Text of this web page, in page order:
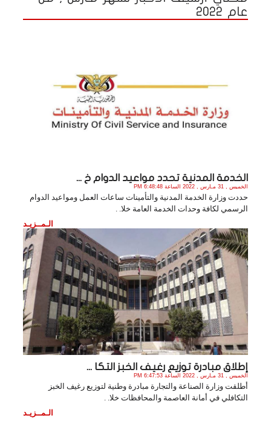
عام 2022
الخدمة المدنية تحدد مواعيد الدوام خ ...
الخميس , 31 مـارس , 2022 الساعة 6:48:48 PM
حددت وزارة الخدمة المدنية والتأمينات ساعات العمل ومواعيد الدوام
الرسمي لكافة وحدات الخدمة العامة خلا. .
الـمــزيـد
إطلاق مبادرة توزيع رغيف الخبز التكا ...
الخميس , 31 مـارس , 2022 الساعة 6:47:53 PM
أطلقت وزارة الصناعة والتجارة مبادرة وطنية لتوزيع رغيف الخبز
التكافلي في أمانة العاصمة والمحافظات خلا. .
الـمــزيـد